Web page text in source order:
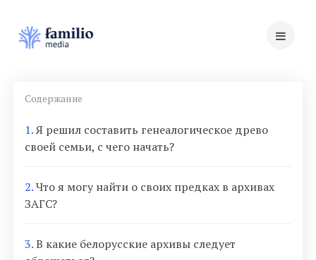
Содержание
1.Я решил составить генеалогическое древо
своей семьи, с чего начать?
2.Что я могу найти о своих предках в архивах
ЗАГС?
3.В какие белорусские архивы следует